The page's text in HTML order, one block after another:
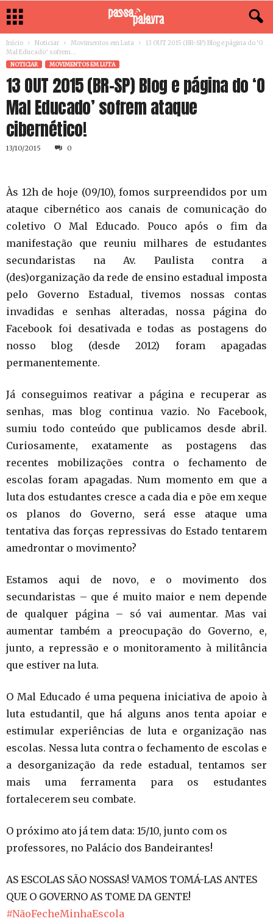
Início Noticiar Movimentos em Luta
13 OUT 2015 (BR-SP) Blog e página do ‘O
Mal Educado’ sofrem...
NOTICIAR MOVIMENTOS EM LUTA
13 OUT 2015 (BR-SP) Blog e página do ‘O
Mal Educado’ sofrem ataque
cibernético!
13/10/2015 0
Às 12h de hoje (09/10), fomos surpreendidos por um
ataque cibernético aos canais de comunicação do
coletivo O Mal Educado. Pouco após o fim da
manifestação que reuniu milhares de estudantes
secundaristas na Av. Paulista contra a
(des)organização da rede de ensino estadual imposta
pelo Governo Estadual, tivemos nossas contas
invadidas e senhas alteradas, nossa página do
Facebook foi desativada e todas as postagens do
nossoblog (desde 2012) foram apagadas
permanentemente.
Já conseguimos reativar a página e recuperar as
senhas, mas blog continua vazio. No Facebook,
sumiu todo conteúdo que publicamos desde abril.
Curiosamente, exatamente as postagens das
recentes mobilizações contra o fechamento de
escolas foram apagadas. Num momento em que a
luta dos estudantes cresce a cada dia e põe em xeque
os planos do Governo, será esse ataque uma
tentativa das forças repressivas do Estado tentarem
amedrontar o movimento?
Estamos aqui de novo, e o movimento dos
secundaristas – que é muito maior e nem depende
de qualquer página – só vai aumentar. Mas vai
aumentar também a preocupação do Governo, e,
junto, a repressão e o monitoramento à militância
que estiver na luta.
O Mal Educado é uma pequena iniciativa de apoio à
luta estudantil, que há alguns anos tenta apoiar e
estimular experiências de luta e organização nas
escolas. Nessa luta contra o fechamento de escolas e
a desorganização da rede estadual, tentamos ser
mais uma ferramenta para os estudantes
fortalecerem seu combate.
O próximo ato já tem data: 15/10, junto com os
professores, no Palácio dos Bandeirantes!
AS ESCOLAS SÃO NOSSAS! VAMOS TOMÁ-LAS ANTES
QUE O GOVERNO AS TOME DA GENTE!
‪#‎NãoFecheMinhaEscola‬